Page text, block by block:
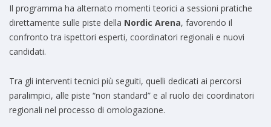
Il programma ha alternato momenti teorici a sessioni pratiche
direttamente sulle piste della Nordic Arena, favorendo il
confronto tra ispettori esperti, coordinatori regionali e nuovi
candidati.
Tra gli interventi tecnici più seguiti, quelli dedicati ai percorsi
paralimpici, alle piste “non standard” e al ruolo dei coordinatori
regionali nel processo di omologazione.